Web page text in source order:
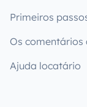
Primeiros
Os comentários
Ajuda locatário